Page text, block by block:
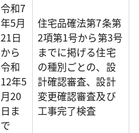
令和7
年5月
21日
から
令和
12年5
月20
日ま
で
住宅品確法第7条第
2項第1号から第3号
までに掲げる住宅
の種別ごとの、設
計確認審査、設計
変更確認審査及び
工事完了検査